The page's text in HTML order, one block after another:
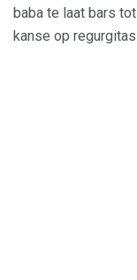
baba te laat bars
kanse op